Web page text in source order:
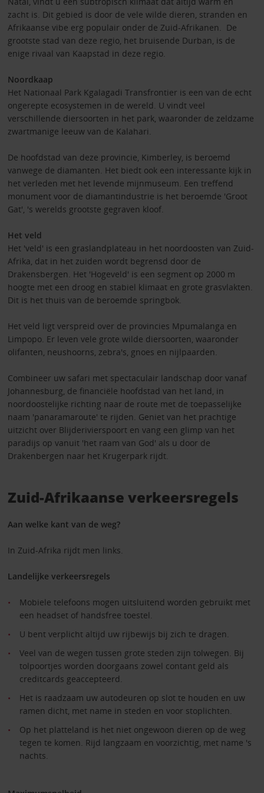
zacht is. Dit gebied is door de vele wilde dieren, stranden en
Afrikaanse vibe erg populair onder de Zuid-Afrikanen. De
grootste stad van deze regio, het bruisende Durban, is de
enige rivaal van Kaapstad in deze regio.
Noordkaap
Het Nationaal Park Kgalagadi Transfrontier is een van de echt
ongerepte ecosystemen in de wereld. U vindt veel
verschillende diersoorten in het park, waaronder de zeldzame
zwartmanige leeuw van de Kalahari.
De hoofdstad van deze provincie, Kimberley, is beroemd
vanwege de diamanten. Het biedt ook een interessante kijk in
het verleden met het levende mijnmuseum. Een treffend
monument voor de diamantindustrie is het beroemde 'Groot
Gat', 's werelds grootste gegraven kloof.
Het veld
Het 'veld' is een graslandplateau in het noordoosten van Zuid-
Afrika, dat in het zuiden wordt begrensd door de
Drakensbergen. Het 'Hogeveld' is een segment op 2000 m
hoogte met een droog en stabiel klimaat en grote grasvlakten.
Dit is het thuis van de beroemde springbok.
Het veld ligt verspreid over de provincies Mpumalanga en
Limpopo. Er leven vele grote wilde diersoorten, waaronder
olifanten, neushoorns, zebra's, gnoes en nijlpaarden.
Combineer uw safari met spectaculair landschap door vanaf
Johannesburg, de financiële hoofdstad van het land, in
noordoostelijke richting naar de route met de toepasselijke
naam 'panaramaroute' te rijden. Geniet van het prachtige
uitzicht over Blijderivierspoort en vang een glimp van het
paradijs op vanuit 'het raam van God' als u door de
Drakenbergen naar het Krugerpark rijdt.
Zuid-Afrikaanse verkeersregels
Aan welke kant van de weg?
In Zuid-Afrika rijdt men links.
Landelijke verkeersregels
Mobiele telefoons mogen uitsluitend worden gebruikt met
een headset of handsfree toestel.
U bent verplicht altijd uw rijbewijs bij zich te dragen.
Veel van de wegen tussen grote steden zijn tolwegen. Bij
tolpoortjes worden doorgaans zowel contant geld als
creditcards geaccepteerd.
Het is raadzaam uw autodeuren op slot te houden en uw
ramen dicht, met name in steden en voor stoplichten.
Op het platteland is het niet ongewoon dieren op de weg
tegen te komen. Rijd langzaam en voorzichtig, met name 's
nachts.